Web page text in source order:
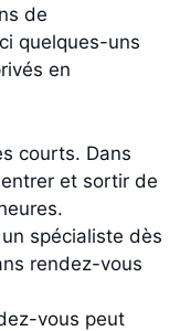
de
quelques-uns
en
courts. Dans
et sortir de
spécialiste dès
rendez-vous
vous peut